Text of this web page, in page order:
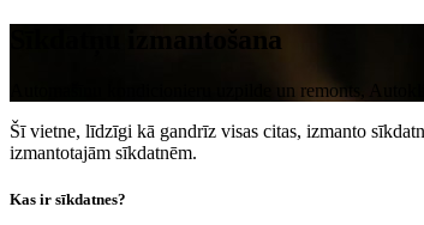
Sīkdatņu izmantošana
Automašīnu kondicionieru uzpilde un remonts,
Šī vietne, līdzīgi kā gandrīz visas citas, izmanto
izmantotajām sīkdatnēm.
Kas ir sīkdatnes?